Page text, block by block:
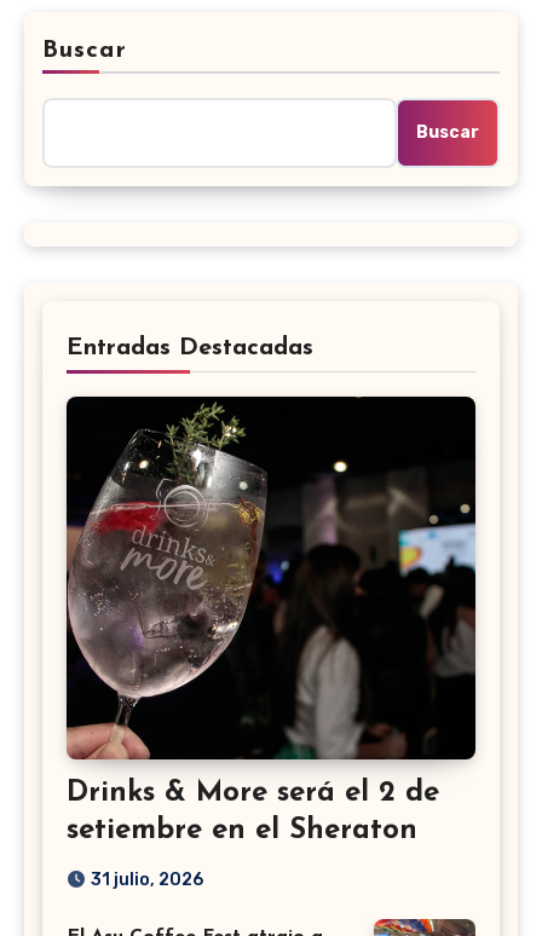
Buscar
Buscar
Entradas Destacadas
Drinks & More será el 2 de
setiembre en el Sheraton
31 julio, 2026